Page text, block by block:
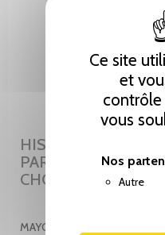
Ce site
et
contrôle
vous
Nos
Autre
HISTOIRE DE
PAROISSE.
CHOULEX-
MAYOR JEAN-CLAUDE ET